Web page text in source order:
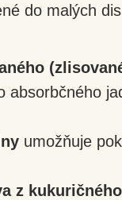
do malých
absorbčného
umožňuje
z